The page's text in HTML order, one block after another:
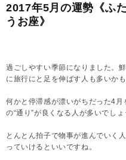
2017年5月の運勢《ふ
うお座》
過ごしやすい季節になりました。
に旅行にと足を伸ばす人も多いかも
何かと停滞感が漂いがちだった4
の“通り”が良くなる人が多いでしょ
とんとん拍子で物事が進んでいく
っていけるといいですね。